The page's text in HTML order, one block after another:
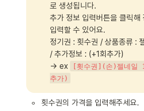
로 생성됩니다.
추가 정보 입력버튼을 클릭해
입력할 수 있어요.
정기권 : 횟수권 / 상품종류 :
/ 추가정보 : (+1회추가)
→ ex
[횟수권](손)젤네일
추가)
◦ 횟수권의 가격을 입력해주세요.